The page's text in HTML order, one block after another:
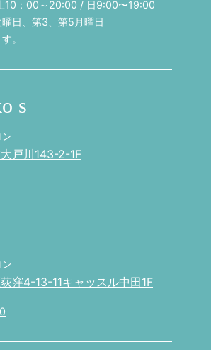
10：00～20:00 / 日9:00〜19:00
日、第3、第5月曜日
。
s
戸川143-2-1F
窪4-13-11キャッスル中田1F